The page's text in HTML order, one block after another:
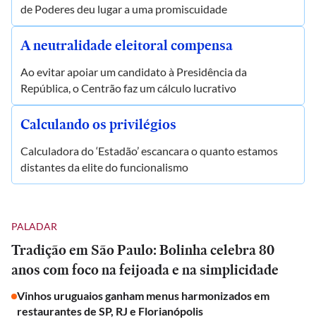
de Poderes deu lugar a uma promiscuidade
A neutralidade eleitoral compensa
Ao evitar apoiar um candidato à Presidência da
República, o Centrão faz um cálculo lucrativo
Calculando os privilégios
Calculadora do ‘Estadão’ escancara o quanto estamos
distantes da elite do funcionalismo
PALADAR
Tradição em São Paulo: Bolinha celebra 80
anos com foco na feijoada e na simplicidade
Vinhos uruguaios ganham menus harmonizados em
restaurantes de SP, RJ e Florianópolis